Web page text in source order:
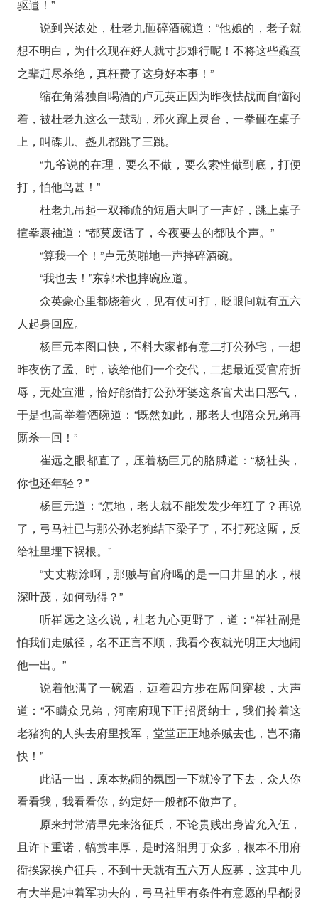
驱遣！”
说到兴浓处，杜老九砸碎酒碗道：“他娘的，老子就
想不明白，为什么现在好人就寸步难行呢！不将这些蟊虿
之辈赶尽杀绝，真枉费了这身好本事！”
缩在角落独自喝酒的卢元英正因为昨夜怯战而自恼闷
着，被杜老九这么一鼓动，邪火蹿上灵台，一拳砸在桌子
上，叫碟儿、盏儿都跳了三跳。
“九爷说的在理，要么不做，要么索性做到底，打便
打，怕他鸟甚！”
杜老九吊起一双稀疏的短眉大叫了一声好，跳上桌子
揎拳裹袖道：“都莫废话了，今夜要去的都吱个声。”
“算我一个！”卢元英啪地一声摔碎酒碗。
“我也去！”东郭术也摔碗应道。
众英豪心里都烧着火，见有仗可打，眨眼间就有五六
人起身回应。
杨巨元本图口快，不料大家都有意二打公孙宅，一想
昨夜伤了孟、时，该给他们一个交代，二想最近受官府折
辱，无处宣泄，恰好能借打公孙牙婆这条官犬出口恶气，
于是也高举着酒碗道：“既然如此，那老夫也陪众兄弟再
厮杀一回！”
崔远之眼都直了，压着杨巨元的胳膊道：“杨社头，
你也还年轻？”
杨巨元道：“怎地，老夫就不能发发少年狂了？再说
了，弓马社已与那公孙老狗结下梁子了，不打死这厮，反
给社里埋下祸根。”
“丈丈糊涂啊，那贼与官府喝的是一口井里的水，根
深叶茂，如何动得？”
听崔远之这么说，杜老九心更野了，道：“崔社副是
怕我们走贼径，名不正言不顺，我看今夜就光明正大地闹
他一出。”
说着他满了一碗酒，迈着四方步在席间穿梭，大声
道：“不瞒众兄弟，河南府现下正招贤纳士，我们拎着这
老猪狗的人头去府里投军，堂堂正正地杀贼去也，岂不痛
快！”
此话一出，原本热闹的氛围一下就冷了下去，众人你
看看我，我看看你，约定好一般都不做声了。
原来封常清早先来洛征兵，不论贵贱出身皆允入伍，
且许下重诺，犒赏丰厚，是时洛阳男丁众多，根本不用府
衙挨家挨户征兵，不到十天就有五六万人应募，这其中几
有大半是冲着军功去的，弓马社里有条件有意愿的早都报